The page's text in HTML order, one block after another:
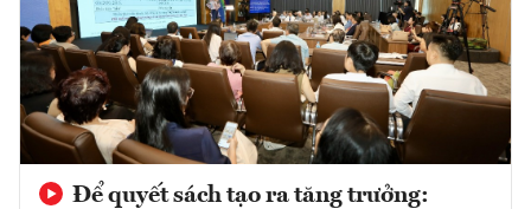
Để quyết sách tạo ra tăng trưởng: